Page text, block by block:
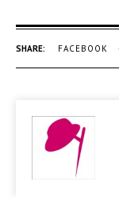
SHARE: FACEBOOK